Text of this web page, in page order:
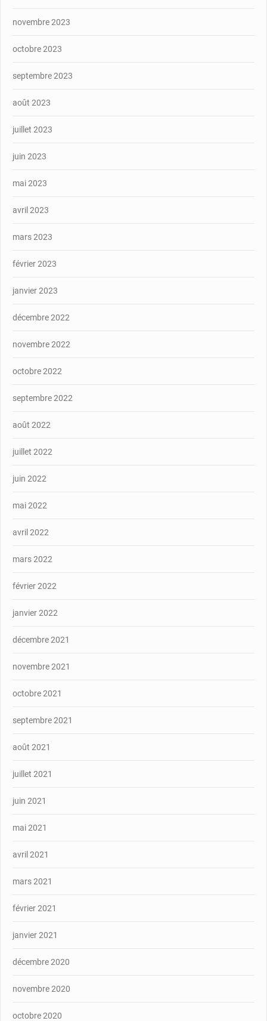
novembre 2023
octobre 2023
septembre 2023
août 2023
juillet 2023
juin 2023
mai 2023
avril 2023
mars 2023
février 2023
janvier 2023
décembre 2022
novembre 2022
octobre 2022
septembre 2022
août 2022
juillet 2022
juin 2022
mai 2022
avril 2022
mars 2022
février 2022
janvier 2022
décembre 2021
novembre 2021
octobre 2021
septembre 2021
août 2021
juillet 2021
juin 2021
mai 2021
avril 2021
mars 2021
février 2021
janvier 2021
décembre 2020
novembre 2020
octobre 2020